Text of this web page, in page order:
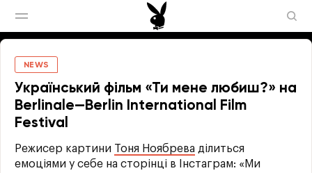
NEWS
Український фільм «Ти мене любиш?» на
Berlinale—Berlin International Film
Festival
Режисер картини Тоня Ноябрева ділиться
емоціями у себе на сторінці в Інстаграм: «Ми